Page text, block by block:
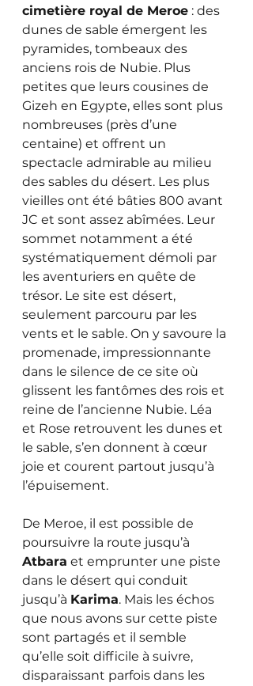
cimetière royal de Meroe : des
dunes de sable émergent les
pyramides, tombeaux des
anciens rois de Nubie. Plus
petites que leurs cousines de
Gizeh en Egypte, elles sont plus
nombreuses (près d’une
centaine) et offrent un
spectacle admirable au milieu
des sables du désert. Les plus
vieilles ont été bâties 800 avant
JC et sont assez abîmées. Leur
sommet notamment a été
systématiquement démoli par
les aventuriers en quête de
trésor. Le site est désert,
seulement parcouru par les
vents et le sable. On y savoure la
promenade, impressionnante
dans le silence de ce site où
glissent les fantômes des rois et
reine de l’ancienne Nubie. Léa
et Rose retrouvent les dunes et
le sable, s’en donnent à cœur
joie et courent partout jusqu’à
l’épuisement.
De Meroe, il est possible de
poursuivre la route jusqu’à
Atbara et emprunter une piste
dans le désert qui conduit
jusqu’à Karima. Mais les échos
que nous avons sur cette piste
sont partagés et il semble
qu’elle soit difficile à suivre,
disparaissant parfois dans les